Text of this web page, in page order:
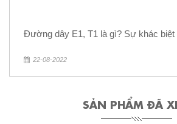
Đường dây E1, T1 là gì? Sự khác biệt
22-08-2022
SẢN PHẨM ĐÃ